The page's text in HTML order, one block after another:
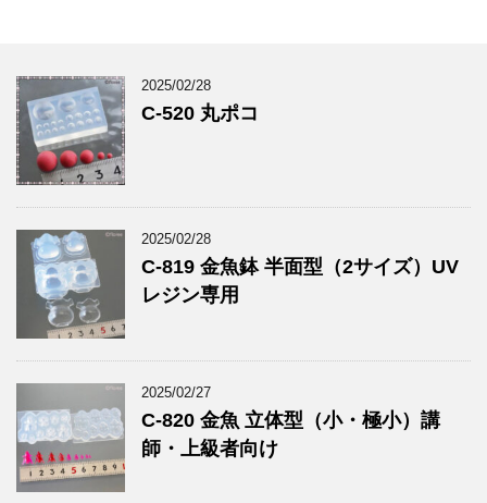
2025/02/28
C-520 丸ポコ
2025/02/28
C-819 金魚鉢 半面型（2サイズ）UV
レジン専用
2025/02/27
C-820 金魚 立体型（小・極小）講
師・上級者向け